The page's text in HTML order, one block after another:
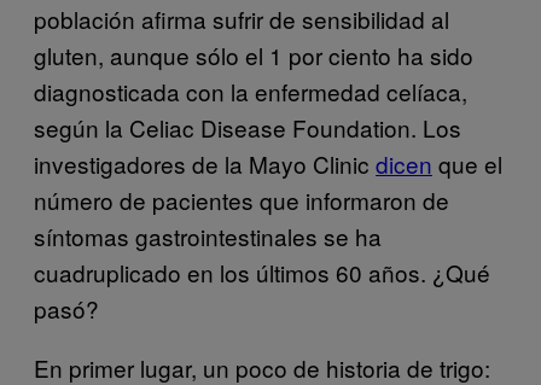
población afirma sufrir de sensibilidad al
gluten, aunque sólo el 1 por ciento ha sido
diagnosticada con la enfermedad celíaca,
según la Celiac Disease Foundation. Los
investigadores de la Mayo Clinic dicen que el
número de pacientes que informaron de
síntomas gastrointestinales se ha
cuadruplicado en los últimos 60 años. ¿Qué
pasó?
En primer lugar, un poco de historia de trigo: